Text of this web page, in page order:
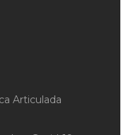
Articulada